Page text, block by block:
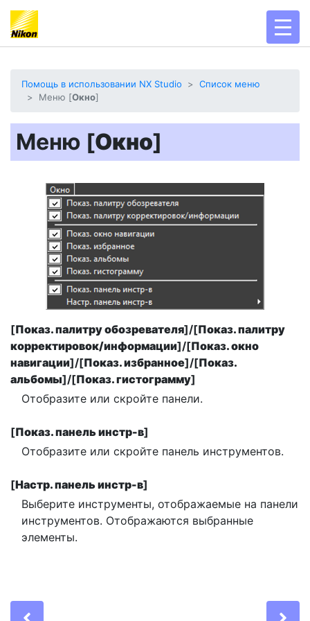
Помощь в использовании NX Studio
Список меню
Меню [Окно]
Меню [Окно]
[Показ. палитру обозревателя]/[Показ. палитру
корректировок/информации]/[Показ. окно
навигации]/[Показ. избранное]/[Показ.
альбомы]/[Показ. гистограмму]
Отобразите или скройте панели.
[Показ. панель инстр-в]
Отобразите или скройте панель инструментов.
[Настр. панель инстр-в]
Выберите инструменты, отображаемые на панели
инструментов. Отображаются выбранные
элементы.